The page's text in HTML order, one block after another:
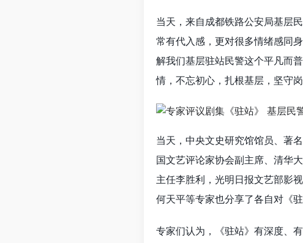
当天，来自成都铁路公安局基层
常有代入感，更对很多情绪感同
解我们基层驻站民警这个平凡而
情，不忘初心，扎根基层，坚守
当天，中央文史研究馆馆员、著
国文艺评论家协会副主席、清华
主任李胜利，光明日报文艺部影
何天平等专家也分享了各自对《
专家们认为，《驻站》有深度、